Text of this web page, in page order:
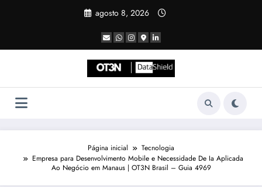
agosto 8, 2026
Página inicial
Tecnologia
Empresa para Desenvolvimento Mobile e Necessidade De Ia Aplicada
Ao Negócio em Manaus | OT3N Brasil – Guia 4969